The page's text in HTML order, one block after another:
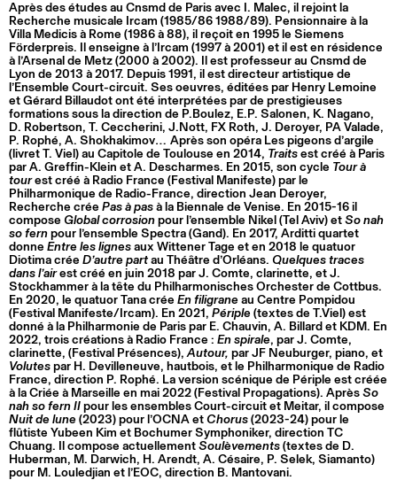
Après des études au Cnsmd de Paris avec I. Malec, il rejoint la
Recherche musicale Ircam (1985/86 1988/89). Pensionnaire à la
Villa Medicis à Rome (1986 à 88), il reçoit en 1995 le Siemens
Förderpreis. Il enseigne à l’Ircam (1997 à 2001) et il est en résidence
à l’Arsenal de Metz (2000 à 2002). Il est professeur au Cnsmd de
Lyon de 2013 à 2017. Depuis 1991, il est directeur artistique de
l’Ensemble Court-circuit. Ses oeuvres, éditées par Henry Lemoine
et Gérard Billaudot ont été interprétées par de prestigieuses
formations sous la direction de P.Boulez, E.P. Salonen, K. Nagano,
D. Robertson, T. Ceccherini, J.Nott, FX Roth, J. Deroyer, PA Valade,
P. Rophé, A. Shokhakimov… Après son opéra Les pigeons d’argile
(livret T. Viel) au Capitole de Toulouse en 2014, Traits est créé à Paris
par A. Greffin-Klein et A. Descharmes. En 2015, son cycle Tour à
tourest créé à Radio France (Festival Manifeste) par le
Philharmonique de Radio-France, direction Jean Deroyer,
Recherche crée Pas à pas à la Biennale de Venise. En 2015-16 il
compose Global corrosion pour l’ensemble Nikel (Tel Aviv) et So nah
so fern pour l’ensemble Spectra (Gand). En 2017, Arditti quartet
donne Entre les lignes aux Wittener Tage et en 2018 le quatuor
Diotima crée D’autre part au Théâtre d’Orléans. Quelques traces
dans l’airest créé en juin 2018 par J. Comte, clarinette, et J.
Stockhammer à la tête du Philharmonisches Orchester de Cottbus.
En 2020, le quatuor Tana crée En filigrane au Centre Pompidou
(Festival Manifeste/Ircam). En 2021, Périple (textes de T.Viel) est
donné à la Philharmonie de Paris par E. Chauvin, A. Billard et KDM. En
2022, trois créations à Radio France : En spirale, par J. Comte,
clarinette, (Festival Présences), Autour, par JF Neuburger, piano, et
Volutes par H. Devilleneuve, hautbois, et le Philharmonique de Radio
France, direction P. Rophé. La version scénique de Périple est créée
à la Criée à Marseille en mai 2022 (Festival Propagations). Après So
nah so fern II pour les ensembles Court-circuit et Meitar, il compose
Nuit de lune (2023) pour l’OCNA et Chorus (2023-24) pour le
flûtiste Yubeen Kim et Bochumer Symphoniker, direction TC
Chuang. Il compose actuellement Soulèvements (textes de D.
Huberman, M. Darwich, H. Arendt, A. Césaire, P. Selek, Siamanto)
pour M. Louledjian et l’EOC, direction B. Mantovani.